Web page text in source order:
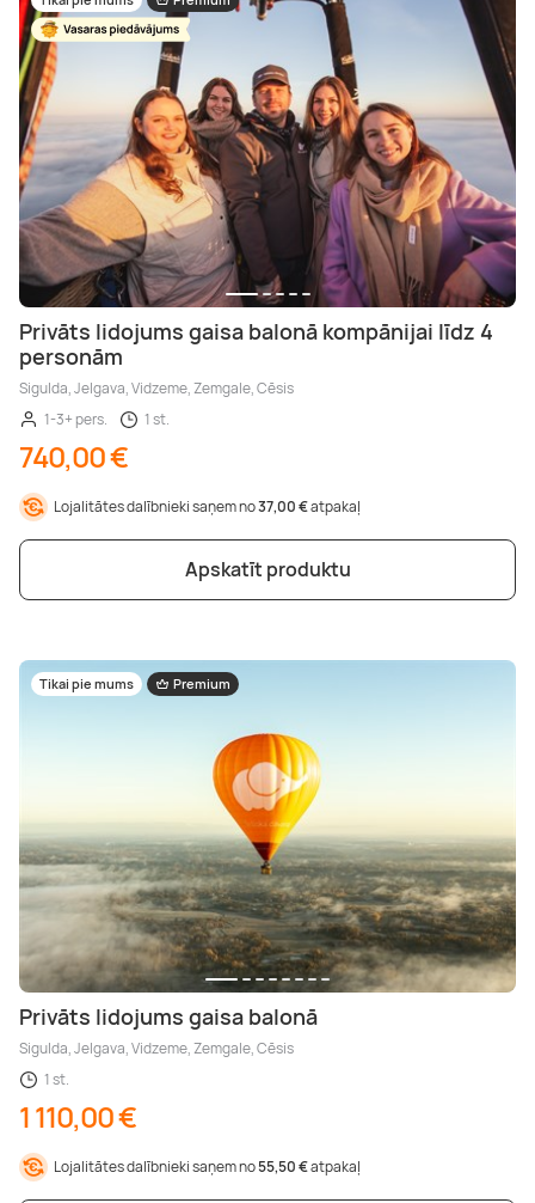
Privāts lidojums gaisa balonā kompānijai līdz 4
personām
Sigulda, Jelgava, Vidzeme, Zemgale, Cēsis
1-3+ pers.
1 st.
740,00 €
Lojalitātes dalībnieki saņem no37,00 €atpakaļ
Apskatīt produktu
Tikai pie mums Premium
Privāts lidojums gaisa balonā
Sigulda, Jelgava, Vidzeme, Zemgale, Cēsis
1 st.
1 110,00 €
Lojalitātes dalībnieki saņem no55,50 €atpakaļ